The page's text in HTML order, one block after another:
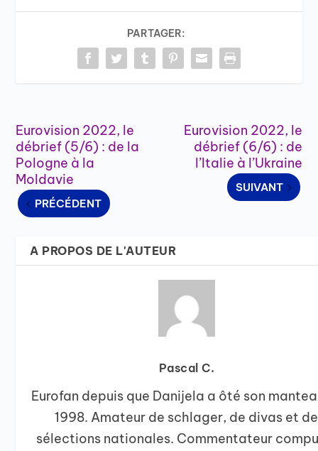
PARTAGER:
Eurovision 2022, le
débrief (5/6) : de la
Pologne à la
Moldavie
PRÉCÉDENT
Eurovision 2022, le
débrief (6/6) : de
l’Italie à l’Ukraine
SUIVANT
A PROPOS DE L'AUTEUR
Pascal C.
Eurofan depuis que Danijela a ôté son
1998. Amateur de schlager, de divas et de
sélections nationales. Commentateur